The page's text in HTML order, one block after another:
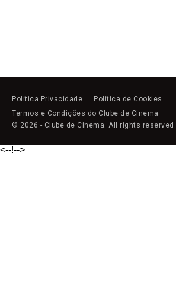
Política Privacidade
Política de Cookies
Termos e Condições do Clube de Cinema
© 2026 - Clube de Cinema. All rights reserved.
<--!-->